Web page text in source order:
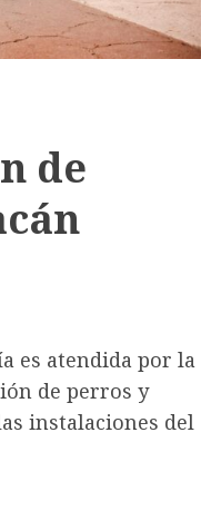
de
es atendida por la
de perros y
instalaciones del